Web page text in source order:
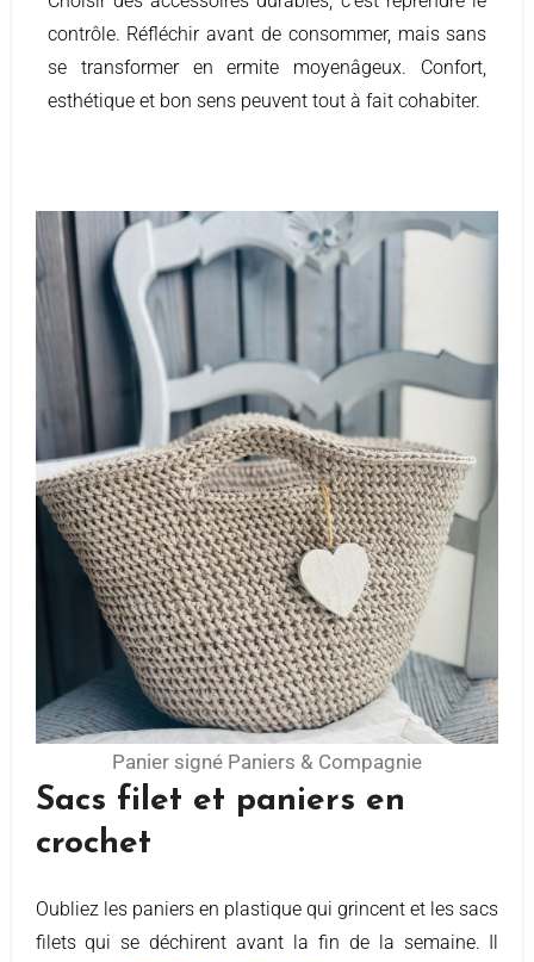
contrôle. Réfléchir avant de consommer, mais sans
se transformer en ermite moyenâgeux. Confort,
esthétique et bon sens peuvent tout à fait cohabiter.
Sacs filet et paniers en
crochet
Oubliez les paniers en plastique qui grincent et les sacs
filets qui se déchirent avant la fin de la semaine. Il
Panier signé Paniers & Compagnie